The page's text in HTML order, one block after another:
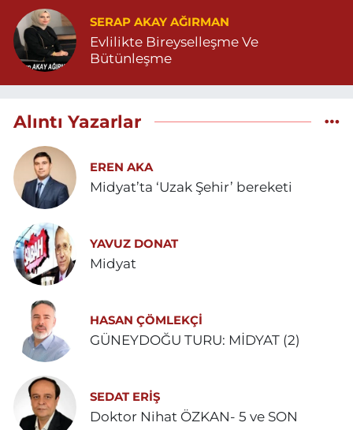
SERAP AKAY AĞIRMAN
Evlilikte Bireyselleşme Ve
Bütünleşme
Alıntı Yazarlar
EREN AKA
Midyat’ta ‘Uzak Şehir’ bereketi
YAVUZ DONAT
Midyat
HASAN ÇÖMLEKÇİ
GÜNEYDOĞU TURU: MİDYAT (2)
SEDAT ERİŞ
Doktor Nihat ÖZKAN- 5 ve SON